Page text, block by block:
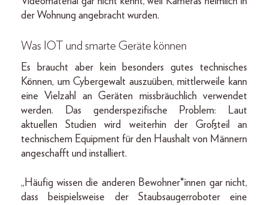
der Wohnung angebracht wurden.
Was IOT und smarte Geräte können
Es braucht aber kein besonders gutes technisches
Können, um Cybergewalt auszuüben, mittlerweile kann
eine Vielzahl an Geräten missbräuchlich verwendet
werden. Das genderspezifische Problem: Laut
aktuellen Studien wird weiterhin der Großteil an
technischem Equipment für den Haushalt von Männern
angeschafft und installiert.
„Häufig wissen die anderen Bewohner*innen gar nicht,
dass beispielsweise der Staubsaugerroboter eine